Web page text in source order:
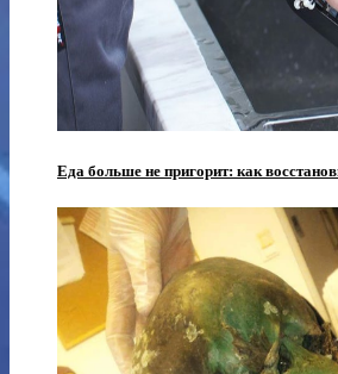
Еда больше не пригорит: как